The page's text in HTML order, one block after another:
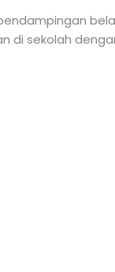
di sekolah